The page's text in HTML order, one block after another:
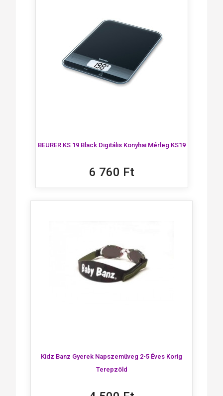
BEURER KS 19 Black Digitális Konyhai Mérleg KS19
6 760 Ft
Kidz Banz Gyerek Napszemüveg 2-5 Éves Korig
Terepzöld